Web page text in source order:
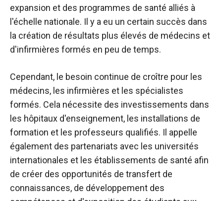
expansion et des programmes de santé alliés à
l'échelle nationale. Il y a eu un certain succès dans
la création de résultats plus élevés de médecins et
d'infirmières formés en peu de temps.
Cependant, le besoin continue de croître pour les
médecins, les infirmières et les spécialistes
formés. Cela nécessite des investissements dans
les hôpitaux d'enseignement, les installations de
formation et les professeurs qualifiés. Il appelle
également des partenariats avec les universités
internationales et les établissements de santé afin
de créer des opportunités de transfert de
connaissances, de développement des